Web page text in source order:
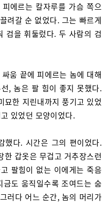
에르는 칼자루를 가슴 쪽으
려갈 순 없었다. 그는 빠르게
검을 휘둘렀다. 두 사람의 검
움 끝에 피에르는 놈에 대해
, 놈은 팔 힘이 좋지 못했다.
묘한 지린내까지 풍기고 있었
있었던 모양이었다.
했다. 시간은 그의 편이었다.
한 갑옷은 무겁고 거추장스런
팔힘이 없는 이에게는 죽음
도 움직일수록 조여드는 숨
러다 어느 순간, 놈의 머리가